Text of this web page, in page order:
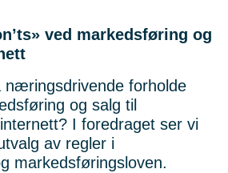
ved markedsføring og
næringsdrivende forholde
og salg til
I foredraget ser vi
av regler i
markedsføringsloven.